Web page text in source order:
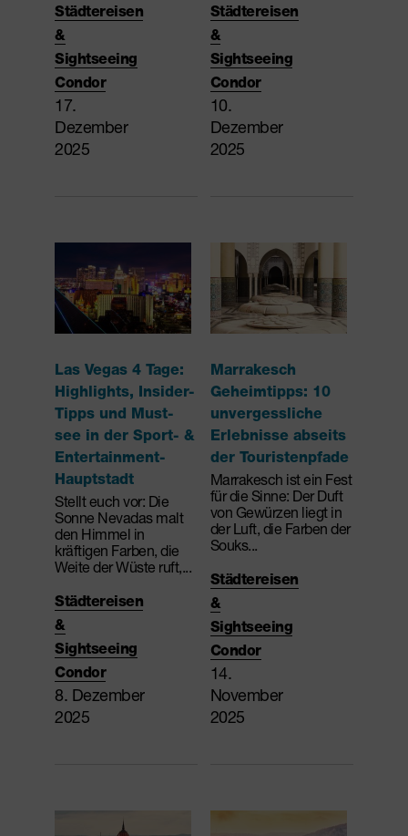
Städtereisen
&
Sightseeing
Condor
17.
Dezember
2025
Städtereisen
&
Sightseeing
Condor
10.
Dezember
2025
Las Vegas 4 Tage:
Highlights, Insider-
Tipps und Must-
see in der Sport- &
Entertainment-
Hauptstadt
Stellt euch vor: Die
Sonne Nevadas malt
den Himmel in
kräftigen Farben, die
Weite der Wüste ruft,...
Städtereisen
&
Sightseeing
Condor
8. Dezember
2025
Marrakesch
Geheimtipps: 10
unvergessliche
Erlebnisse abseits
der Touristenpfade
Marrakesch ist ein Fest
für die Sinne: Der Duft
von Gewürzen liegt in
der Luft, die Farben der
Souks...
Städtereisen
&
Sightseeing
Condor
14.
November
2025